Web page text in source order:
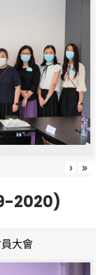
› »
2020)
大會